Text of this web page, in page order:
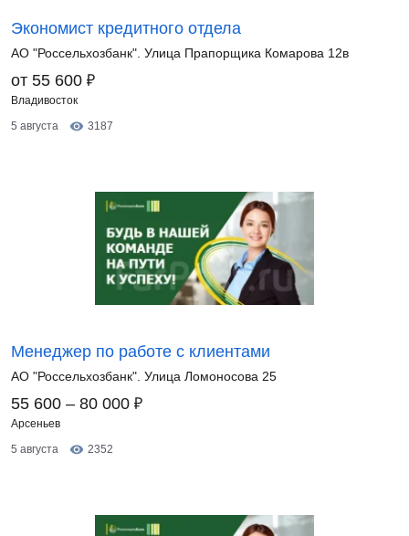
Экономист кредитного отдела
АО "Россельхозбанк". Улица Прапорщика Комарова 12в
от 55 600 ₽
Владивосток
5 августа
3187
Менеджер по работе с клиентами
АО "Россельхозбанк". Улица Ломоносова 25
55 600 – 80 000 ₽
Арсеньев
5 августа
2352